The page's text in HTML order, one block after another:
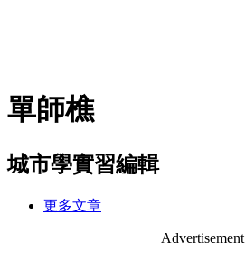
單師樵
城市學實習編輯
更多文章
Advertisement